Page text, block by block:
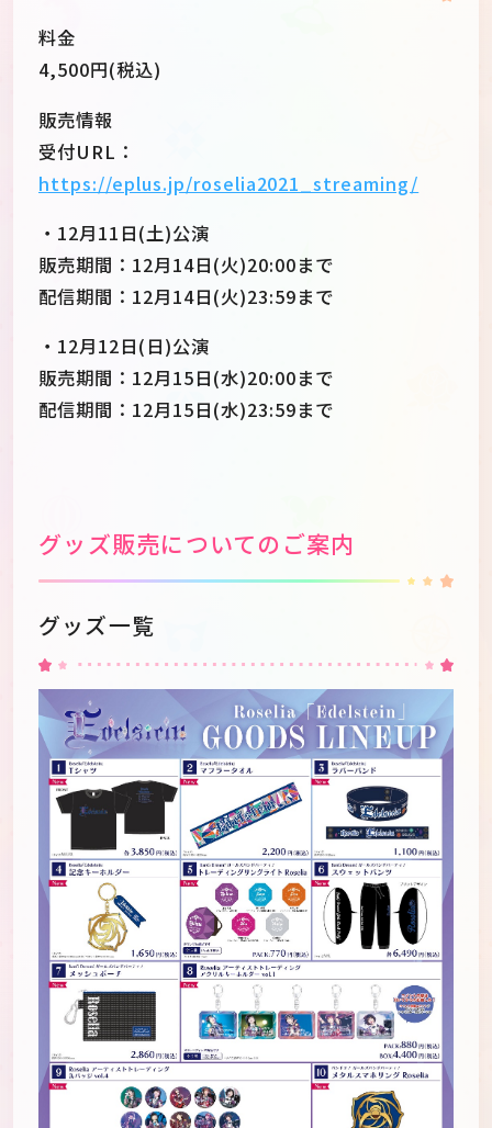
料金
4,500円(税込)
販売情報
受付URL：
https://eplus.jp/roselia2021_streaming/
・12月11日(土)公演
販売期間：12月14日(火)20:00まで
配信期間：12月14日(火)23:59まで
・12月12日(日)公演
販売期間：12月15日(水)20:00まで
配信期間：12月15日(水)23:59まで
グッズ販売についてのご案内
グッズ一覧